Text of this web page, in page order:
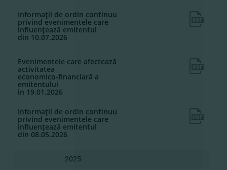
Informaţii de ordin continuu
privind evenimentele care
influenţează emitentul
din 10.07.2026
Evenimentele care afectează
activitatea
economico-financiară a
emitentului
in 19.01.2026
Informaţii de ordin continuu
privind evenimentele care
influenţează emitentul
din 08.05.2026
2025